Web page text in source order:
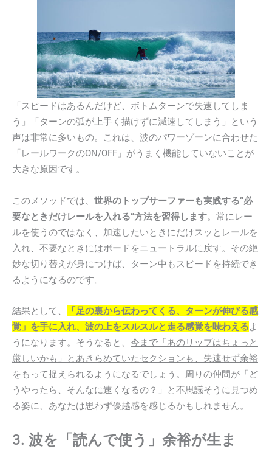
「スピードはあるんだけど、ボトムターンで失速してしま
う」「ターンの弧が上手く描けずに減速してしまう」という
声は非常に多いもの。これは、波のパワーゾーンに合わせた
「レールワークのON/OFF」がうまく機能していないことが
大きな原因です。
このメソッドでは、 世界のトップサーファーも実践する“必
要なときだけレールを入れる”方法を習得します。常にレー
ルを使うのではなく、加速したいときにだけスッとレールを
入れ、不要なときにはボードをニュートラルに戻す。その絶
妙な切り替えが身につけば、ターン中もスピードを持続でき
るようになるのです。
結果として、
「足の裏から伝わってくる、ターンが伸びる感
覚」を手に入れ、波の上をスルスルと走る感覚を味わえるよ
うになります。そうなると、 今まで「あのリップはちょっと
厳しいかも」とあきらめていたセクションも、失速せず余裕
をもって捉えられるようになるでしょう。周りの仲間が「ど
うやったら、そんなに速くなるの？」と不思議そうに見つめ
る姿に、あなたは思わず優越感を感じるかもしれません。
3. 波を「読んで使う」余裕が生ま